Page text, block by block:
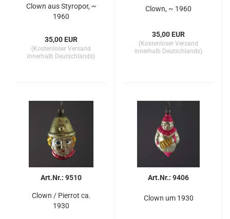
Clown aus Styropor, ~
1960
35,00 EUR
(Kostenloser Versand
innerhalb Deutschlands)
Clown, ~ 1960
35,00 EUR
(Kostenloser Versand
innerhalb Deutschlands)
Art.Nr.: 9510
Clown / Pierrot ca.
1930
Art.Nr.: 9406
Clown um 1930